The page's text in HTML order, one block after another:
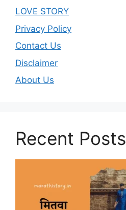
LOVE STORY
Privacy Policy
Contact Us
Disclaimer
About Us
Recent Posts